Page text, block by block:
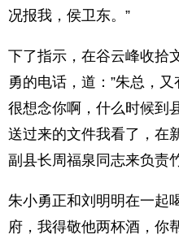
况报我，侯卫东。”
下了指示，在谷云峰收拾
勇的电话，道：”朱总，
很想念你啊，什么时候到
送过来的文件我看了，在
副县长周福泉同志来负责
朱小勇正和刘明明在一起
府，我得敬他两杯酒，你